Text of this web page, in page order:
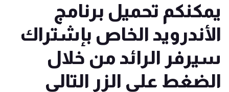
يمكنكم تحميل برنامج
الأندرويد الخاص بإشتراك
سيرفر الرائد من خلال
الضغط على الزر التالي